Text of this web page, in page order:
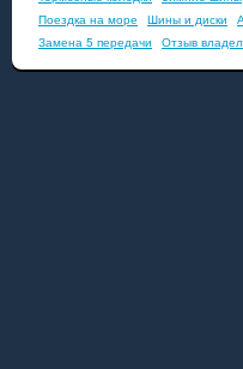
Поездка на море
Шины и диски
Замена 5 передачи
Отзыв